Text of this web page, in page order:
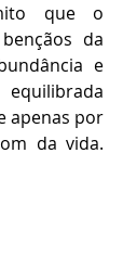
que o
da
e
apenas por
da vida.